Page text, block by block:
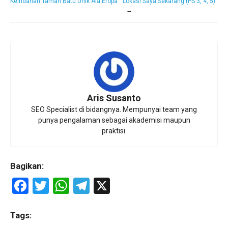
→
Aris Susanto
SEO Specialist di bidangnya. Mempunyai team yang
punya pengalaman sebagai akademisi maupun
praktisi.
Bagikan:
F
ce
T
W T
Tags: